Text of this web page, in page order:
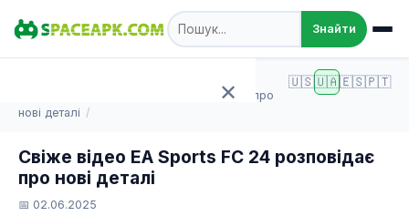
Знайти
✕
Ігри
Свіже відео EA Sports FC 24 розповідає про
нові деталі
🇺🇸🇺🇦🇪🇸🇵🇹
Свіже відео EA Sports FC 24 розповідає
про нові деталі
📅 02.06.2025